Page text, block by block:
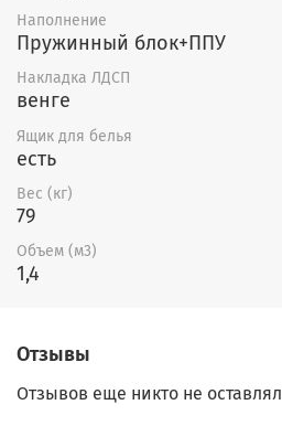
Наполнение
Пружинный блок+ППУ
Накладка ЛДСП
венге
Ящик для белья
есть
Вес (кг)
79
Объем (м3)
1,4
Отзывы
Отзывов еще никто не оставлял